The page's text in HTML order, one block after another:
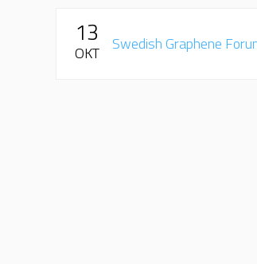
13
OKT Swedish Graphene